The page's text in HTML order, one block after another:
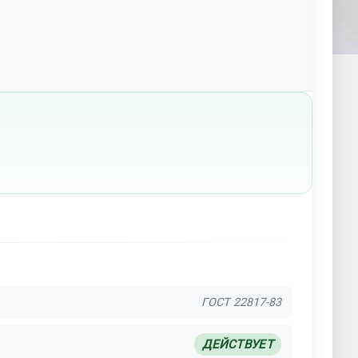
ГОСТ 22817-83
ДЕЙСТВУЕТ